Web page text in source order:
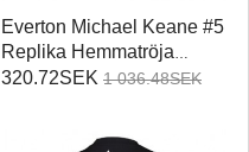
Everton Michael Keane #5
Replika Hemmatröja
Damer 2025-26 Kortärmad
320.72SEK 1 036.48SEK